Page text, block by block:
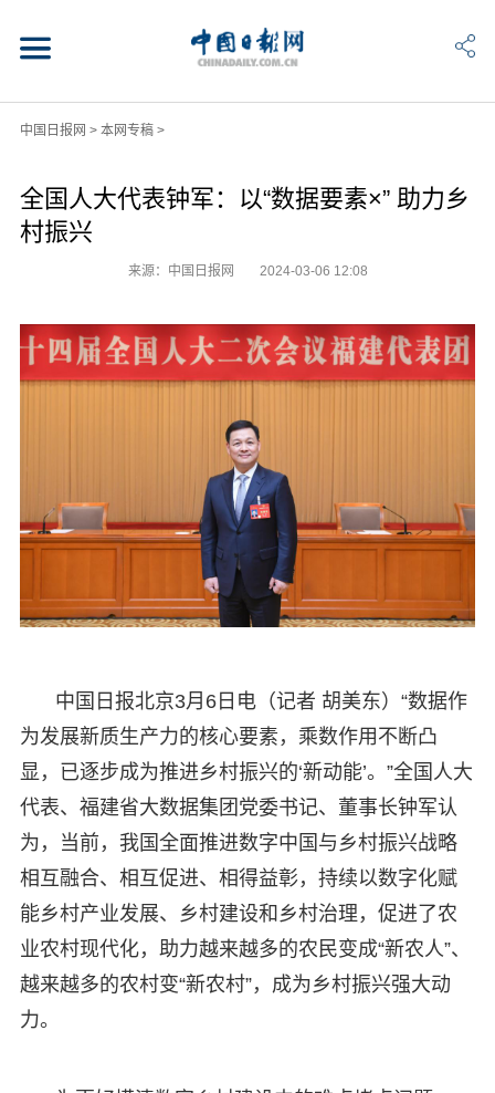
中国日报网 > 本网专稿>
全国人大代表钟军：以“数据要素×” 助力乡
村振兴
来源：中国日报网 2024-03-06 12:08
中国日报北京3月6日电（记者 胡美东）“数据作
为发展新质生产力的核心要素，乘数作用不断凸
显，已逐步成为推进乡村振兴的‘新动能’。”全国人大
代表、福建省大数据集团党委书记、董事长钟军认
为，当前，我国全面推进数字中国与乡村振兴战略
相互融合、相互促进、相得益彰，持续以数字化赋
能乡村产业发展、乡村建设和乡村治理，促进了农
业农村现代化，助力越来越多的农民变成“新农人”、
越来越多的农村变“新农村”，成为乡村振兴强大动
力。